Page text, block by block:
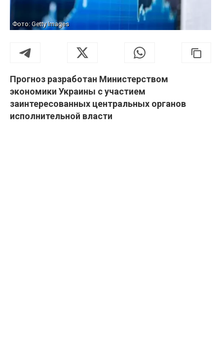
Фото: Getty Images
Прогноз разработан Министерством
экономики Украины с участием
заинтересованных центральных органов
исполнительной власти